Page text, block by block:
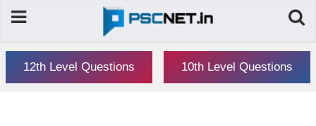
12th Level Questions 10th Level Questions